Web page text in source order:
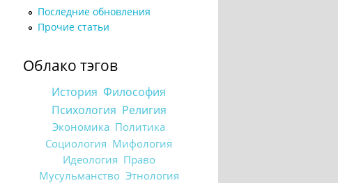
Последние обновления
Прочие статьи
Облако тэгов
История Философия
Психология Религия
Экономика Политика
Социология Мифология
Идеология Право
Мусульманство Этнология